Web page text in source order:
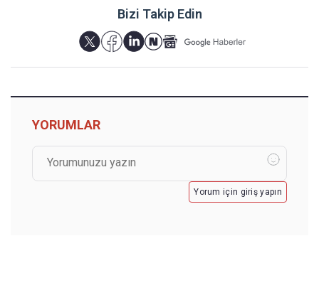
Bizi Takip Edin
YORUMLAR
Yorum için giriş yapın